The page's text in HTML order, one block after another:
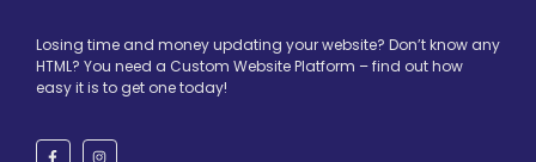
Losing time and money updating your website? Don’t know any
HTML? You need a Custom Website Platform – find out how
easy it is to get one today!